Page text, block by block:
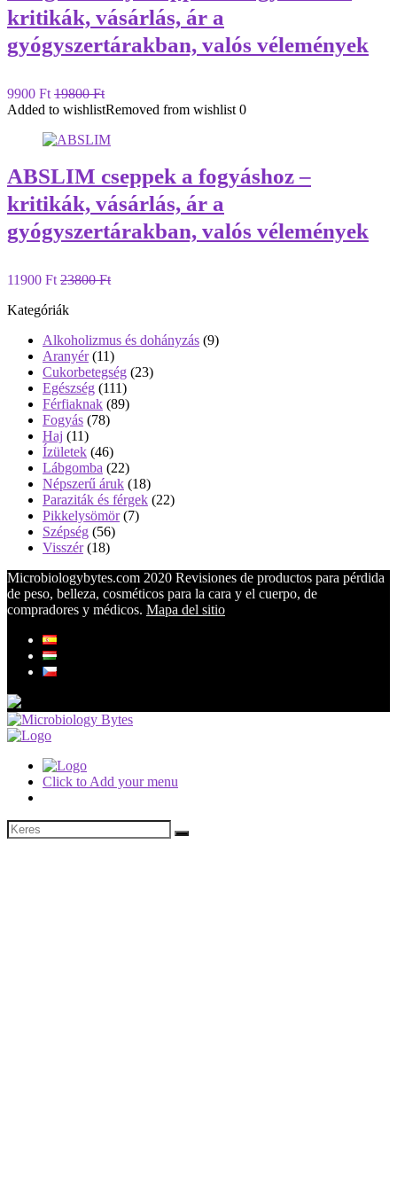
kritikák, vásárlás, ár a
gyógyszertárakban, valós vélemények
9900 Ft 19800 Ft
Added to wishlistRemoved from wishlist 0
ABSLIM cseppek a fogyáshoz –
kritikák, vásárlás, ár a
gyógyszertárakban, valós vélemények
11900 Ft 23800 Ft
Kategóriák
Alkoholizmus és dohányzás (9)
Aranyér(11)
Cukorbetegség (23)
Egészség (111)
Férfiaknak (89)
Fogyás (78)
Haj (11)
Ízületek (46)
Lábgomba (22)
Népszerű áruk (18)
Paraziták és férgek (22)
Pikkelysömör(7)
Szépség (56)
Visszér(18)
Microbiologybytes.com 2020 Revisiones de productos para pérdida
de peso, belleza, cosméticos para la cara y el cuerpo, de
compradores y médicos. Mapa del sitio
Click to Add your menu